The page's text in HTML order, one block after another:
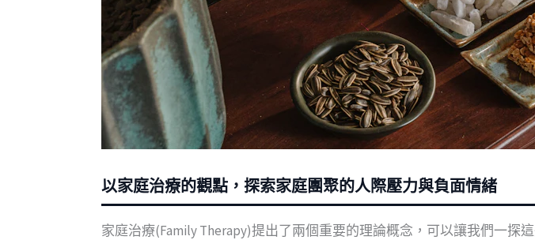
以家庭治療的觀點，探索家庭團聚的人際壓力與負面情緒
家庭治療(Family Therapy)提出了兩個重要的理論概念，可以讓我們一探